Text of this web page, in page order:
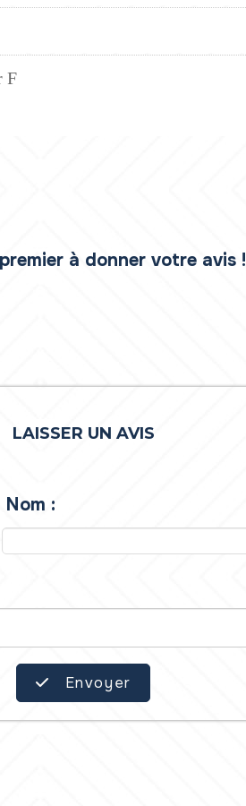
F
à donner votre avis !
LAISSER UN AVIS
Nom :
Envoyer